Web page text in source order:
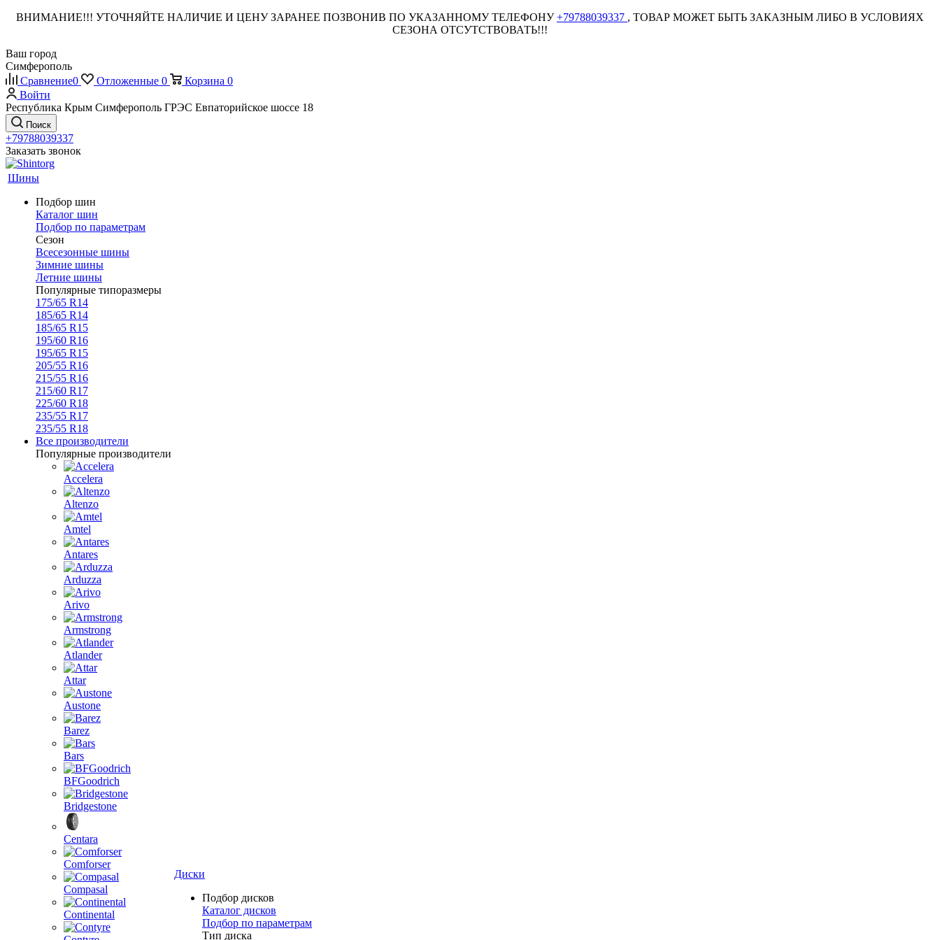
ВНИМАНИЕ!!! УТОЧНЯЙТЕ НАЛИЧИЕ И ЦЕНУ ЗАРАНЕЕ ПОЗВОНИВ ПО УКАЗАННОМУ ТЕЛЕФОНУ+79788039337 , ТОВАР МОЖЕТ БЫТЬ ЗАКАЗНЫМ ЛИБО В УСЛОВИЯХ
СЕЗОНА ОТСУТСТВОВАТЬ!!!
Ваш город
Симферополь
Сравнение0 Отложенные 0 Корзина 0
Войти
Республика Крым Симферополь ГРЭС Евпаторийское шоссе 18
Поиск
+79788039337
Заказать звонок
Шины
Подбор шин
Каталог шин
Подбор по параметрам
Сезон
Всесезонные шины
Зимние шины
Летние шины
Популярные типоразмеры
175/65 R14
185/65 R14
185/65 R15
195/60 R16
195/65 R15
205/55 R16
215/55 R16
215/60 R17
225/60 R18
235/55 R17
235/55 R18
Все производители
Популярные производители
Accelera
Altenzo
Amtel
Antares
Arduzza
Arivo
Armstrong
Atlander
Attar
Austone
Barez
Bars
BFGoodrich
Bridgestone
Centara
Comforser
Compasal
Continental
Диски
Подбор дисков
Каталог дисков
Подбор по параметрам
Тип диска